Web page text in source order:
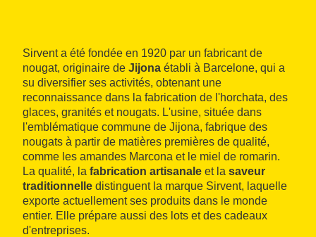
Sirvent a été fondée en 1920 par un fabricant de
nougat, originaire de Jijona établi à Barcelone, qui a
su diversifier ses activités, obtenant une
reconnaissance dans la fabrication de l'horchata, des
glaces, granités et nougats. L'usine, située dans
l'emblématique commune de Jijona, fabrique des
nougats à partir de matières premières de qualité,
comme les amandes Marcona et le miel de romarin.
La qualité, la fabrication artisanale et la saveur
traditionnelle distinguent la marque Sirvent, laquelle
exporte actuellement ses produits dans le monde
entier. Elle prépare aussi des lots et des cadeaux
d'entreprises.